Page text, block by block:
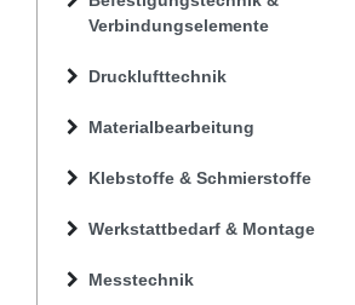
Verbindungselemente
Drucklufttechnik
Materialbearbeitung
Klebstoffe & Schmierstoffe
Werkstattbedarf & Montage
Messtechnik